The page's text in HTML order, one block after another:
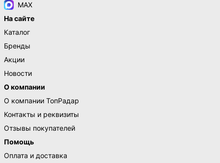
MAX
На сайте
Каталог
Бренды
Акции
Новости
О компании
О компании ТопРадар
Контакты и реквизиты
Отзывы покупателей
Помощь
Оплата и доставка